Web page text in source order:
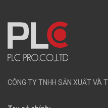
CÔNG TY TNHH SẢN XUẤT VÀ